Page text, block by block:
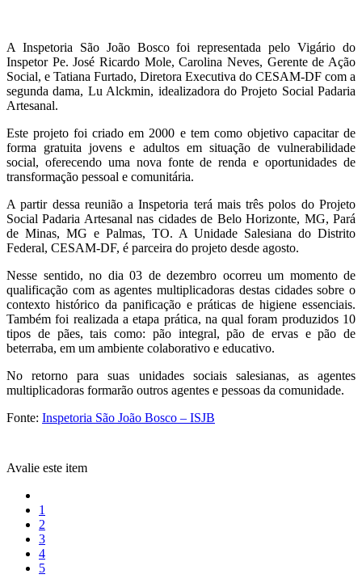
A Inspetoria São João Bosco foi representada pelo Vigário do
Inspetor Pe. José Ricardo Mole, Carolina Neves, Gerente de Ação
Social, e Tatiana Furtado, Diretora Executiva do CESAM-DF com a
segunda dama, Lu Alckmin, idealizadora do Projeto Social Padaria
Artesanal.
Este projeto foi criado em 2000 e tem como objetivo capacitar de
forma gratuita jovens e adultos em situação de vulnerabilidade
social, oferecendo uma nova fonte de renda e oportunidades de
transformação pessoal e comunitária.
A partir dessa reunião a Inspetoria terá mais três polos do Projeto
Social Padaria Artesanal nas cidades de Belo Horizonte, MG, Pará
de Minas, MG e Palmas, TO. A Unidade Salesiana do Distrito
Federal, CESAM-DF, é parceira do projeto desde agosto.
Nesse sentido, no dia 03 de dezembro ocorreu um momento de
qualificação com as agentes multiplicadoras destas cidades sobre o
contexto histórico da panificação e práticas de higiene essenciais.
Também foi realizada a etapa prática, na qual foram produzidos 10
tipos de pães, tais como: pão integral, pão de ervas e pão de
beterraba, em um ambiente colaborativo e educativo.
No retorno para suas unidades sociais salesianas, as agentes
multiplicadoras formarão outros agentes e pessoas da comunidade.
Fonte: Inspetoria São João Bosco – ISJB
Avalie este item
1
2
3
4
5